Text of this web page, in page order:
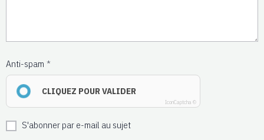
Anti-spam
CLIQUEZ POUR VALIDER
IconCaptcha ©
S'abonner par e-mail au sujet